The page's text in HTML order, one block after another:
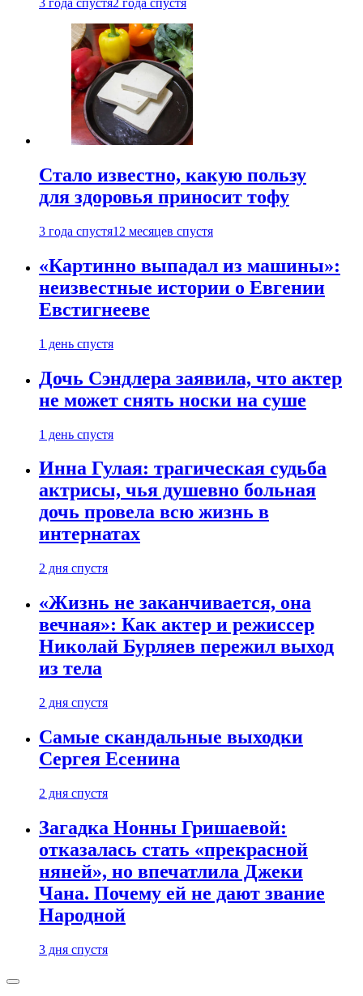
3 года спустя2 года спустя
Стало известно, какую пользу
для здоровья приносит тофу
3 года спустя12 месяцев спустя
«Картинно выпадал из машины»:
неизвестные истории о Евгении
Евстигнееве
1 день спустя
Дочь Сэндлера заявила, что актер
не может снять носки на суше
1 день спустя
Инна Гулая: трагическая судьба
актрисы, чья душевно больная
дочь провела всю жизнь в
интернатах
2 дня спустя
«Жизнь не заканчивается, она
вечная»: Как актер и режиссер
Николай Бурляев пережил выход
из тела
2 дня спустя
Самые скандальные выходки
Сергея Есенина
2 дня спустя
Загадка Нонны Гришаевой:
отказалась стать «прекрасной
няней», но впечатлила Джеки
Чана. Почему ей не дают звание
Народной
3 дня спустя